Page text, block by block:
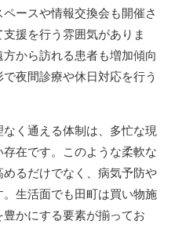
ースや情報交換会も開催さ
援を行う雰囲気がありま
から訪れる患者も増加傾向
夜間診療や休日対応を行う
く通える体制は、多忙な現
在です。このような柔軟な
るだけでなく、病気予防や
生活面でも田町は買い物施
かにする要素が揃ってお